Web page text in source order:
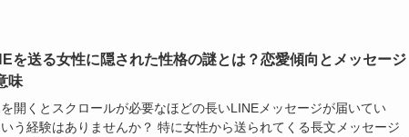
を送る女性に隠された性格の謎とは？恋愛傾向とメッセージ
味
を開くとスクロールが必要なほどの長いLINEメッセージが届いてい
う経験はありませんか？ 特に女性から送られてくる長文メッセージ